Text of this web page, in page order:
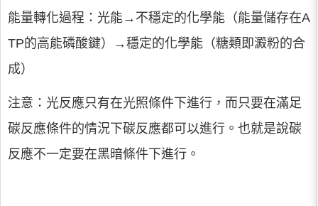
能量轉化過程：光能→不穩定的化學能（能量儲存在A
TP的高能磷酸鍵）→穩定的化學能（糖類即澱粉的合
成）
注意：光反應只有在光照條件下進行，而只要在滿足
碳反應條件的情況下碳反應都可以進行。也就是說碳
反應不一定要在黑暗條件下進行。